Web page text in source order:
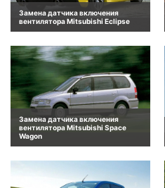
Замена датчика включения
вентилятора Mitsubishi Eclipse
Замена датчика включения
вентилятора Mitsubishi Space
Wagon